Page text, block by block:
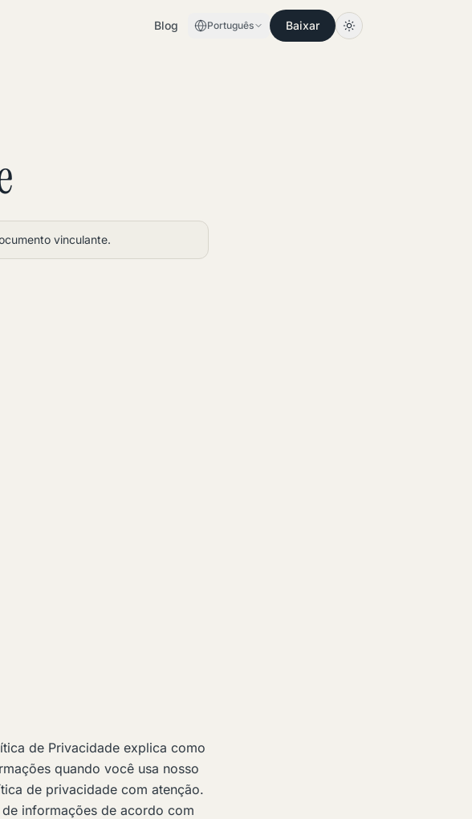
Blog Português Baixar
vinculante.
de Privacidade explica como
quando você usa nosso
de privacidade com atenção.
informações de acordo com